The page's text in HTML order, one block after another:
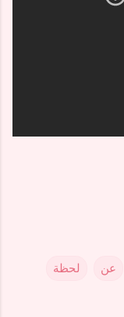
عن لحظة